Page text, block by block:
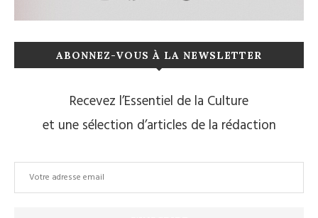
ABONNEZ-VOUS À LA NEWSLETTER
Recevez l’Essentiel de la Culture
et une sélection d’articles de la rédaction